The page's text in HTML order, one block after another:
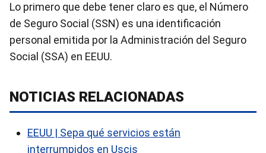
Lo primero que debe tener claro es que, el Número
de Seguro Social (SSN) es una identificación
personal emitida por la Administración del Seguro
Social (SSA) en EEUU.
NOTICIAS RELACIONADAS
EEUU | Sepa qué servicios están
interrumpidos en Uscis